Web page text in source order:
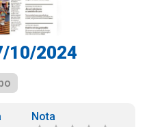
10/2024
Nota